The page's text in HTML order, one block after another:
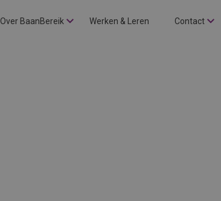
Over BaanBereik Werken & Leren Contact